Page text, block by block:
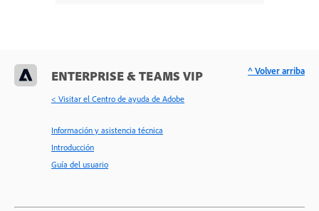
ENTERPRISE & TEAMS VIP
< Visitar el Centro de ayuda de Adobe
Información y asistencia técnica
Introducción
Guía del usuario
^ Volver arriba